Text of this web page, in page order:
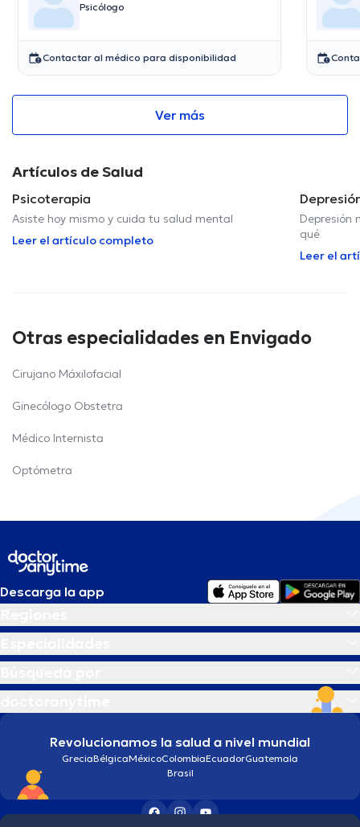
Psicólogo
Contactar al médico para disponibilidad
Ver más
Artículos de Salud
Psicoterapia
Asiste hoy mismo y cuida tu salud mental
Leer el artículo completo
Depresión
qué
Leer el
Otras especialidades en Envigado
Cirujano Máxilofacial
Ginecólogo Obstetra
Médico Internista
Optómetra
Descarga la app
Revolucionamos la salud a nivel mundial
GreciaBélgicaMéxicoColombiaEcuadorGuatemala
Brasil